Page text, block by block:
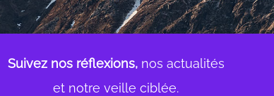
Suivez nos réflexions, nos actualités
et notre veille ciblée.